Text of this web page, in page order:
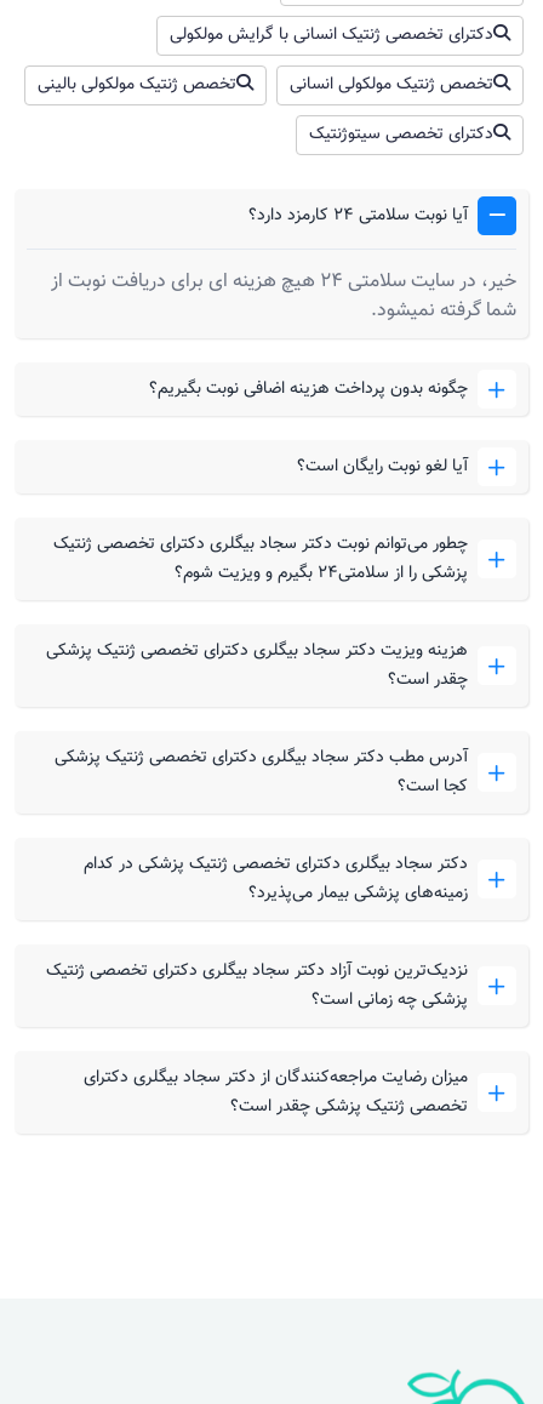
دکترای تخصصی ژنتیک انسانی با گرایش مولکولی
تخصص ژنتیک مولکولی انسانی
تخصص ژنتیک مولکولی بالینی
دکترای تخصصی سیتوژنتیک
آیا نوبت سلامتی 24 کارمزد دارد؟
خیر، در سایت سلامتی 24 هیچ هزینه ای برای دریافت نوبت از
شما گرفته نمیشود.
چگونه بدون پرداخت هزینه اضافی نوبت بگیریم؟
آیا لغو نوبت رایگان است؟
چطور می‌توانم نوبت دکتر سجاد بیگلری دکترای تخصصی ژنتیک
پزشکی را از سلامتی۲۴ بگیرم و ویزیت شوم؟
هزینه ویزیت دکتر سجاد بیگلری دکترای تخصصی ژنتیک پزشکی
چقدر است؟
آدرس مطب دکتر سجاد بیگلری دکترای تخصصی ژنتیک پزشکی
کجا است؟
دکتر سجاد بیگلری دکترای تخصصی ژنتیک پزشکی در کدام
زمینه‌های پزشکی بیمار می‌پذیرد؟
نزدیک‌ترین نوبت آزاد دکتر سجاد بیگلری دکترای تخصصی ژنتیک
پزشکی چه زمانی است؟
میزان رضایت مراجعه‌کنندگان از دکتر سجاد بیگلری دکترای
تخصصی ژنتیک پزشکی چقدر است؟